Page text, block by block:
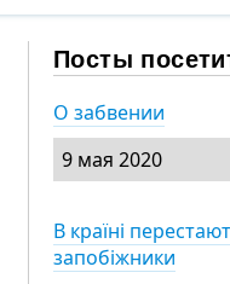
Посты
О забвении
9 мая 2020
В країні
запобіжники